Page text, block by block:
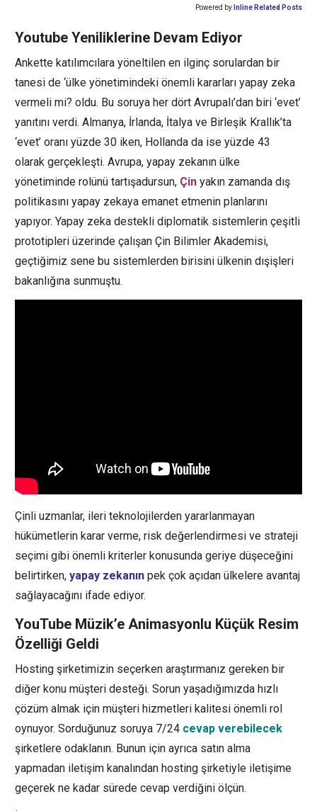
Powered by Inline Related Posts
Youtube Yeniliklerine Devam Ediyor
Ankette katılımcılara yöneltilen en ilginç sorulardan bir
tanesi de ‘ülke yönetimindeki önemli kararları yapay zeka
vermeli mi? oldu. Bu soruya her dört Avrupalı’dan biri ‘evet’
yanıtını verdi. Almanya, İrlanda, İtalya ve Birleşik Krallık’ta
‘evet’ oranı yüzde 30 iken, Hollanda da ise yüzde 43
olarak gerçekleşti. Avrupa, yapay zekanın ülke
yönetiminde rolünü tartışadursun, Çin yakın zamanda dış
politikasını yapay zekaya emanet etmenin planlarını
yapıyor. Yapay zeka destekli diplomatik sistemlerin çeşitli
prototipleri üzerinde çalışan Çin Bilimler Akademisi,
geçtiğimiz sene bu sistemlerden birisini ülkenin dışişleri
bakanlığına sunmuştu.
Çinli uzmanlar, ileri teknolojilerden yararlanmayan
hükümetlerin karar verme, risk değerlendirmesi ve strateji
seçimi gibi önemli kriterler konusunda geriye düşeceğini
belirtirken, yapay zekanın pek çok açıdan ülkelere avantaj
sağlayacağını ifade ediyor.
YouTube Müzik’e Animasyonlu Küçük Resim
Özelliği Geldi
Hosting şirketimizin seçerken araştırmanız gereken bir
diğer konu müşteri desteği. Sorun yaşadığımızda hızlı
çözüm almak için müşteri hizmetleri kalitesi önemli rol
oynuyor. Sorduğunuz soruya 7/24 cevap verebilecek
şirketlere odaklanın. Bunun için ayrıca satın alma
yapmadan iletişim kanalından hosting şirketiyle iletişime
geçerek ne kadar sürede cevap verdiğini ölçün.